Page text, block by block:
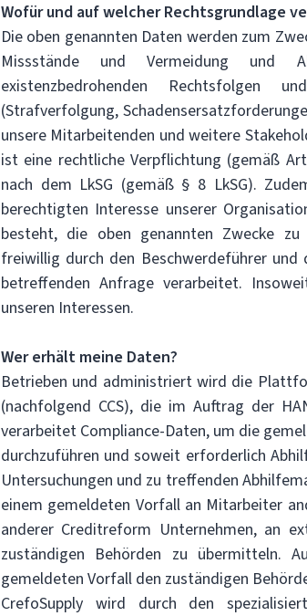
Wofür und auf welcher Rechtsgrundlage
Die oben genannten Daten werden zum
Missstände und Vermeidung und
existenzbedrohenden Rechtsfolgen
(Strafverfolgung,
unsere Mitarbeitenden und weitere
ist eine rechtliche Verpflichtung (gemäß
nach dem LkSG (gemäß § 8 LkSG).
berechtigten Interesse unserer
besteht, die oben genannten Zwecke zu
freiwillig durch den Beschwerdeführer
betreffenden Anfrage verarbeitet.
unseren Interessen.
Wer erhält meine Daten?
Betrieben und administriert wird die
(nachfolgend CCS), die im Auftrag der
verarbeitet Compliance-Daten, um die
durchzuführen und soweit erforderlich
Untersuchungen und zu treffenden
einem gemeldeten Vorfall an Mitarbeiter
anderer Creditreform Unternehmen, an
zuständigen Behörden zu übermitteln.
gemeldeten Vorfall den zuständigen
CrefoSupply wird durch den